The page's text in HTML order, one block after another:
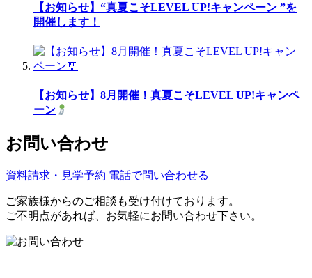
【お知らせ】“真夏こそLEVEL UP!キャンペーン ”を
開催します！
【お知らせ】8月開催！真夏こそLEVEL UP!キャンペ
ーン
お問い合わせ
資料請求・見学予約 電話で問い合わせる
ご家族様からのご相談も受け付けております。
ご不明点があれば、お気軽にお問い合わせ下さい。